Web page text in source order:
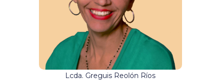
disenografico@binario.com.ec
Lcda. Greguis Reolón Ríos